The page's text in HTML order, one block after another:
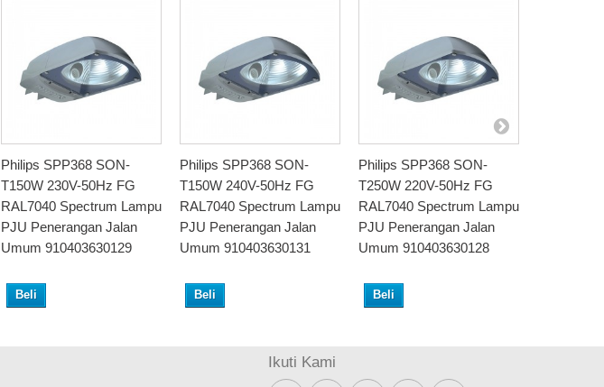
Philips SPP368 SON-
T150W 230V-50Hz FG
RAL7040 Spectrum Lampu
PJU Penerangan Jalan
Umum 910403630129
Beli
Philips SPP368 SON-
T150W 240V-50Hz FG
RAL7040 Spectrum Lampu
PJU Penerangan Jalan
Umum 910403630131
Beli
Philips SPP368 SON-
T250W 220V-50Hz FG
RAL7040 Spectrum Lampu
PJU Penerangan Jalan
Umum 910403630128
Beli
Ikuti Kami